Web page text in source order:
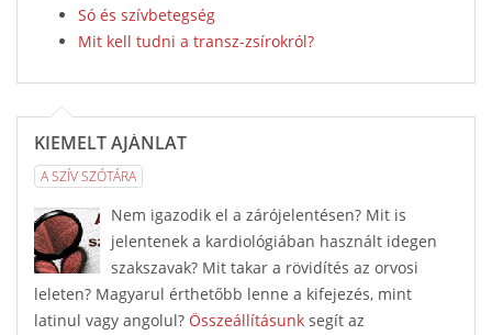
Só és szívbetegség
Mit kell tudni a transz-zsírokról?
KIEMELT AJÁNLAT
A SZÍV SZÓTÁRA
Nem igazodik el a zárójelentésen? Mit is
jelentenek a kardiológiában használt idegen
szakszavak? Mit takar a rövidítés az orvosi
leleten? Magyarul érthetőbb lenne a kifejezés, mint
latinul vagy angolul? Összeállításunk segít az